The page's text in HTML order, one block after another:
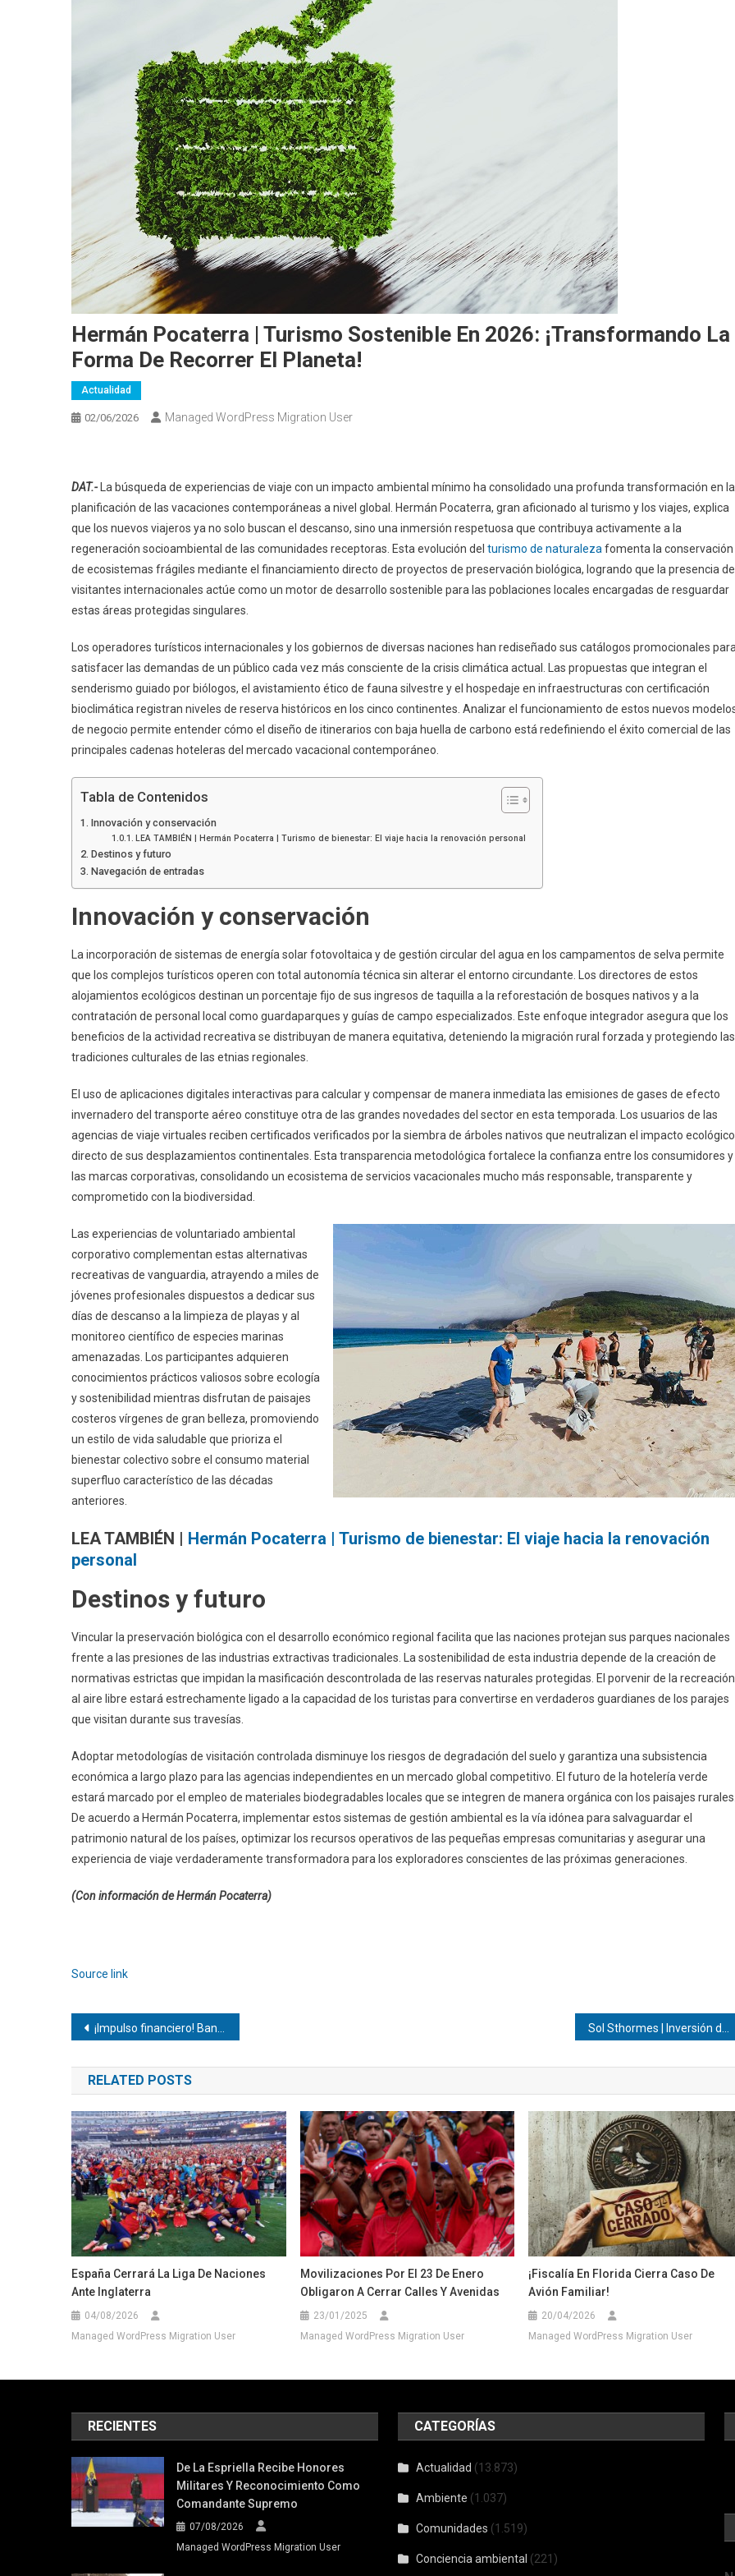
Hermán Pocaterra | Turismo Sostenible En 2026: ¡Transformando La
Forma De Recorrer El Planeta!
Actualidad
02/06/2026 Managed WordPress Migration User
DAT.- La búsqueda de experiencias de viaje con un impacto ambiental mínimo ha consolidado una profunda transformación en la
planificación de las vacaciones contemporáneas a nivel global. Hermán Pocaterra, gran aficionado al turismo y los viajes, explica
que los nuevos viajeros ya no solo buscan el descanso, sino una inmersión respetuosa que contribuya activamente a la
regeneración socioambiental de las comunidades receptoras. Esta evolución del turismo de naturaleza fomenta la conservación
de ecosistemas frágiles mediante el financiamiento directo de proyectos de preservación biológica, logrando que la presencia de
visitantes internacionales actúe como un motor de desarrollo sostenible para las poblaciones locales encargadas de resguardar
estas áreas protegidas singulares.
Los operadores turísticos internacionales y los gobiernos de diversas naciones han rediseñado sus catálogos promocionales
satisfacer las demandas de un público cada vez más consciente de la crisis climática actual. Las propuestas que integran el
senderismo guiado por biólogos, el avistamiento ético de fauna silvestre y el hospedaje en infraestructuras con certificación
bioclimática registran niveles de reserva históricos en los cinco continentes. Analizar el funcionamiento de estos nuevos
de negocio permite entender cómo el diseño de itinerarios con baja huella de carbono está redefiniendo el éxito comercial de las
principales cadenas hoteleras del mercado vacacional contemporáneo.
Tabla de Contenidos
Innovación y conservación
LEA TAMBIÉN | Hermán Pocaterra | Turismo de bienestar: El viaje hacia la renovación personal
Destinos y futuro
Navegación de entradas
Innovación y conservación
La incorporación de sistemas de energía solar fotovoltaica y de gestión circular del agua en los campamentos de selva permite
que los complejos turísticos operen con total autonomía técnica sin alterar el entorno circundante. Los directores de estos
alojamientos ecológicos destinan un porcentaje fijo de sus ingresos de taquilla a la reforestación de bosques nativos y a la
contratación de personal local como guardaparques y guías de campo especializados. Este enfoque integrador asegura que los
beneficios de la actividad recreativa se distribuyan de manera equitativa, deteniendo la migración rural forzada y protegiendo las
tradiciones culturales de las etnias regionales.
El uso de aplicaciones digitales interactivas para calcular y compensar de manera inmediata las emisiones de gases de efecto
invernadero del transporte aéreo constituye otra de las grandes novedades del sector en esta temporada. Los usuarios de las
agencias de viaje virtuales reciben certificados verificados por la siembra de árboles nativos que neutralizan el impacto ecológico
directo de sus desplazamientos continentales. Esta transparencia metodológica fortalece la confianza entre los consumidores y
las marcas corporativas, consolidando un ecosistema de servicios vacacionales mucho más responsable, transparente y
comprometido con la biodiversidad.
Las experiencias de voluntariado ambiental
corporativo complementan estas alternativas
recreativas de vanguardia, atrayendo a miles de
jóvenes profesionales dispuestos a dedicar sus
días de descanso a la limpieza de playas y al
monitoreo científico de especies marinas
amenazadas. Los participantes adquieren
conocimientos prácticos valiosos sobre ecología
y sostenibilidad mientras disfrutan de paisajes
costeros vírgenes de gran belleza, promoviendo
un estilo de vida saludable que prioriza el
bienestar colectivo sobre el consumo material
superfluo característico de las décadas
anteriores.
LEA TAMBIÉN | Hermán Pocaterra | Turismo de bienestar: El viaje hacia la renovación
personal
Destinos y futuro
Vincular la preservación biológica con el desarrollo económico regional facilita que las naciones protejan sus parques nacionales
frente a las presiones de las industrias extractivas tradicionales. La sostenibilidad de esta industria depende de la creación de
normativas estrictas que impidan la masificación descontrolada de las reservas naturales protegidas. El porvenir de la recreación
al aire libre estará estrechamente ligado a la capacidad de los turistas para convertirse en verdaderos guardianes de los parajes
que visitan durante sus travesías.
Adoptar metodologías de visitación controlada disminuye los riesgos de degradación del suelo y garantiza una subsistencia
económica a largo plazo para las agencias independientes en un mercado global competitivo. El futuro de la hotelería verde
estará marcado por el empleo de materiales biodegradables locales que se integren de manera orgánica con los paisajes
De acuerdo a Hermán Pocaterra, implementar estos sistemas de gestión ambiental es la vía idónea para salvaguardar el
patrimonio natural de los países, optimizar los recursos operativos de las pequeñas empresas comunitarias y asegurar una
experiencia de viaje verdaderamente transformadora para los exploradores conscientes de las próximas generaciones.
(Con información de Hermán Pocaterra)
de
Source link
Navegación
de
entradas
¡Impulso financiero! Bancamiga dinamiza economía nacional con sólido repunte en soluciones de consumo y divisas
RELATED POSTS
España Cerrará La Liga De Naciones
Ante Inglaterra
04/08/2026
Managed WordPress Migration User
Movilizaciones Por El 23 De Enero
Obligaron A Cerrar Calles Y Avenidas
23/01/2025
Managed WordPress Migration User
¡Fiscalía En Florida Cierra Caso De
Avión Familiar!
20/04/2026
Managed WordPress Migration User
RECIENTES
De La Espriella Recibe Honores
Militares Y Reconocimiento Como
Comandante Supremo
07/08/2026
Managed WordPress Migration User
CATEGORÍAS
Actualidad (13.873)
Ambiente (1.037)
Comunidades (1.519)
Conciencia ambiental (221)